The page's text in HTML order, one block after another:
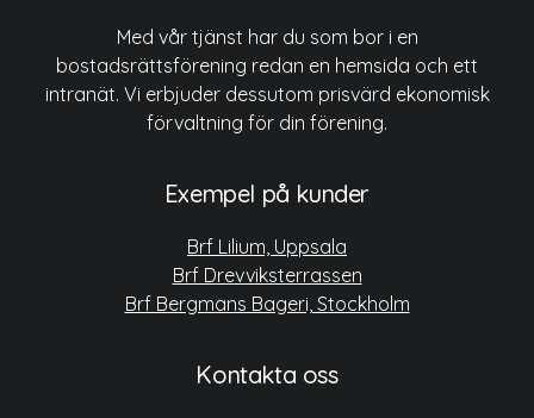
Med vår tjänst har du som bor i en
bostadsrättsförening redan en hemsida och ett
intranät. Vi erbjuder dessutom prisvärd ekonomisk
förvaltning för din förening.
Exempel på kunder
Brf Lilium, Uppsala
Brf Drevviksterrassen
Brf Bergmans Bageri, Stockholm
Kontakta oss